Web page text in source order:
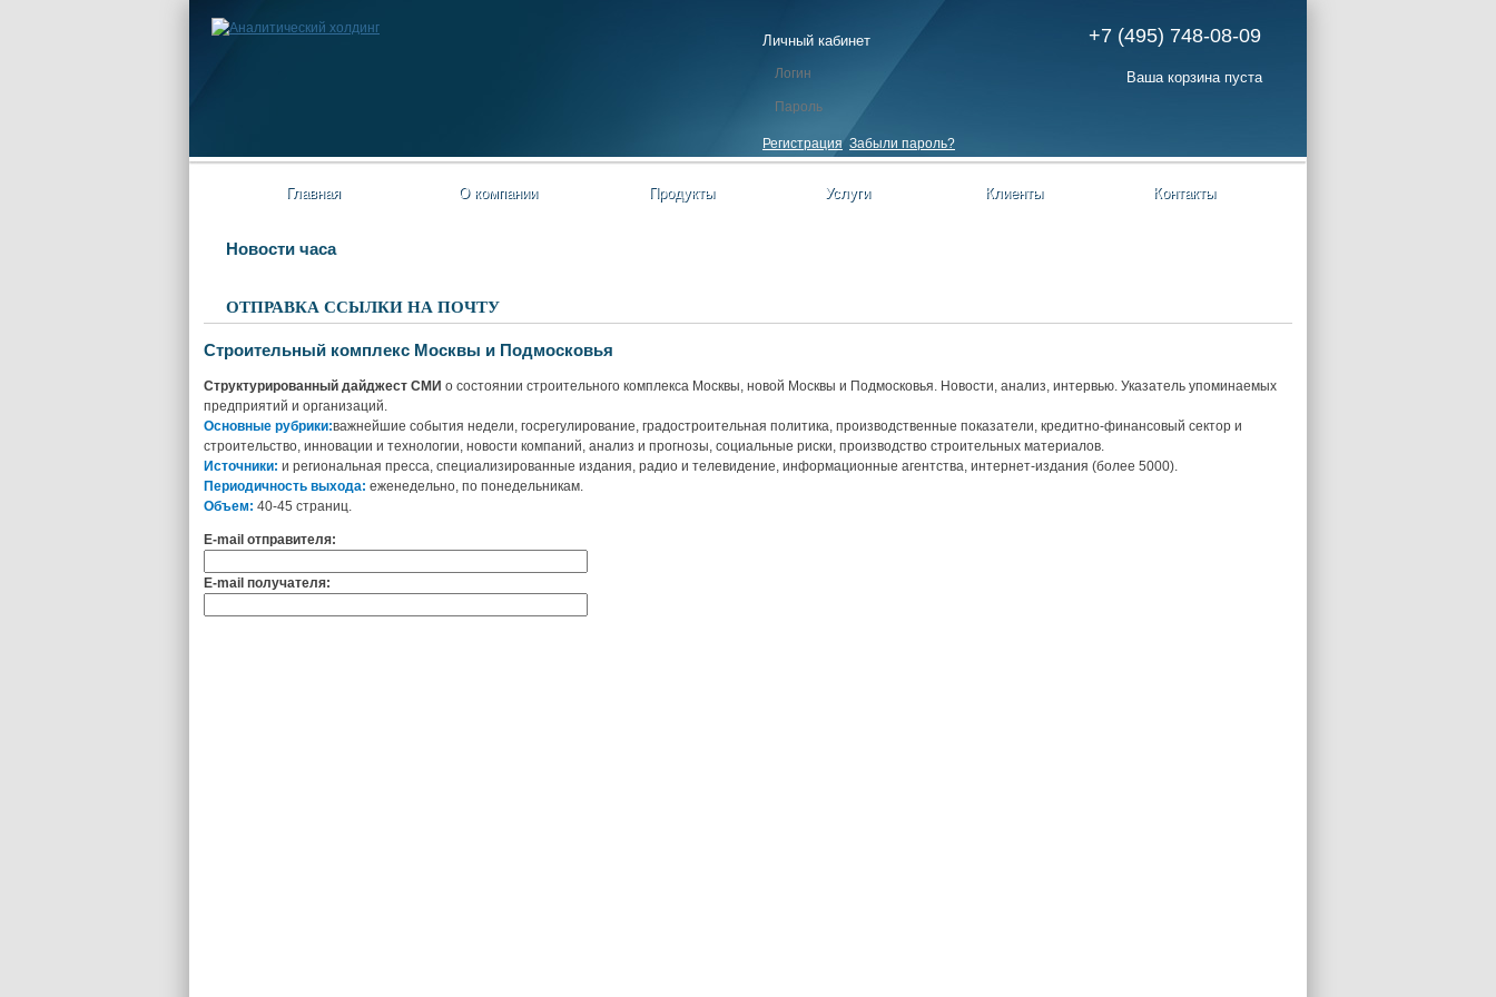
Личный кабинет
Регистрация Забыли пароль?
+7 (495) 748-08-09
Ваша корзина пуста
Главная О компании Продукты Услуги Клиенты Контакты
Новости часа
ОТПРАВКА ССЫЛКИ НА ПОЧТУ
Строительный комплекс Москвы и Подмосковья
Структурированный дайджест СМИ о состоянии строительного комплекса Москвы, новой Москвы и Подмосковья. Новости, анализ, интервью. Указатель упоминаемых
предприятий и организаций.
Основные рубрики:важнейшие события недели, госрегулирование, градостроительная политика, производственные показатели, кредитно-финансовый сектор и
строительство, инновации и технологии, новости компаний, анализ и прогнозы, социальные риски, производство строительных материалов.
Источники: и региональная пресса, специализированные издания, радио и телевидение, информационные агентства, интернет-издания (более 5000).
Периодичность выхода: еженедельно, по понедельникам.
Объем: 40-45 страниц.
E-mail отправителя:
E-mail получателя: